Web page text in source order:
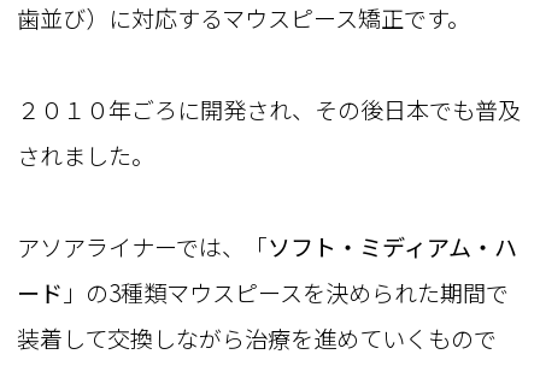
歯並び）に対応するマウスピース矯正です。
２０１０年ごろに開発され、その後日本でも普及
されました。
アソアライナーでは、「ソフト・ミディアム・ハ
ード 」の3種類マウスピースを決められた期間で
装着して交換しながら治療を進めていくもので